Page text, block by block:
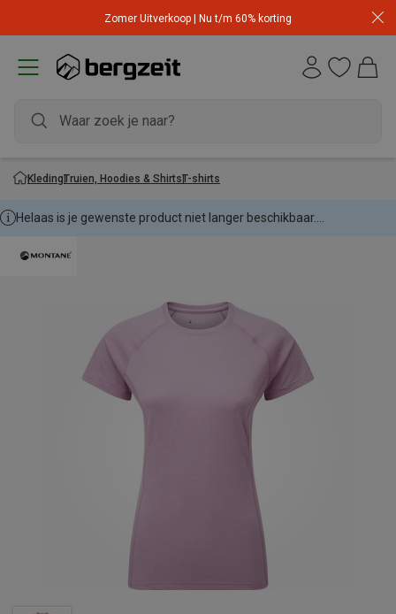
Zomer Uitverkoop | Nu t/m 60% korting
KledingTruien, Hoodies & ShirtsT-shirts
Helaas is je gewenste product niet langer beschikbaar....